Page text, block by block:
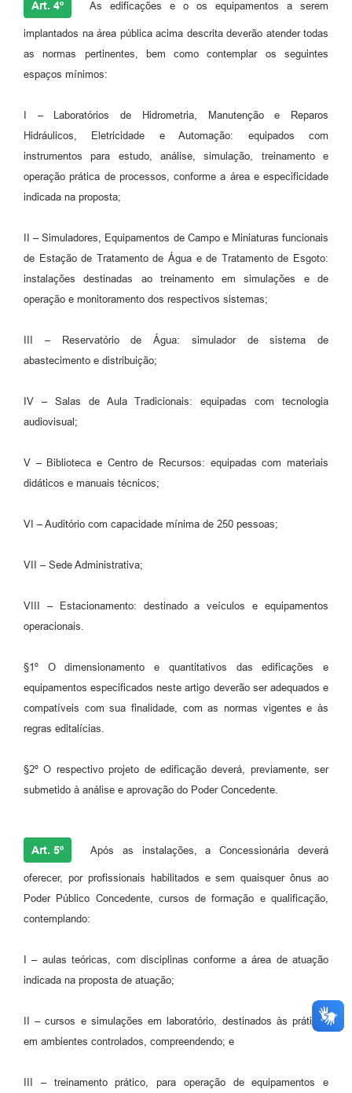
Art. 4º As edificações e o os equipamentos a serem
implantados na área pública acima descrita deverão atender todas
as normas pertinentes, bem como contemplar os seguintes
espaços mínimos:
I – Laboratórios de Hidrometria, Manutenção e Reparos
Hidráulicos, Eletricidade e Automação: equipados com
instrumentos para estudo, análise, simulação, treinamento e
operação prática de processos, conforme a área e especificidade
indicada na proposta;
II – Simuladores, Equipamentos de Campo e Miniaturas funcionais
de Estação de Tratamento de Água e de Tratamento de Esgoto:
instalações destinadas ao treinamento em simulações e de
operação e monitoramento dos respectivos sistemas;
III – Reservatório de Água: simulador de sistema de
abastecimento e distribuição;
IV – Salas de Aula Tradicionais: equipadas com tecnologia
audiovisual;
V – Biblioteca e Centro de Recursos: equipadas com materiais
didáticos e manuais técnicos;
VI – Auditório com capacidade mínima de 250 pessoas;
VII – Sede Administrativa;
VIII – Estacionamento: destinado a veículos e equipamentos
operacionais.
§1º O dimensionamento e quantitativos das edificações e
equipamentos especificados neste artigo deverão ser adequados e
compatíveis com sua finalidade, com as normas vigentes e às
regras editalícias.
§2º O respectivo projeto de edificação deverá, previamente, ser
submetido à análise e aprovação do Poder Concedente.
Art. 5º Após as instalações, a Concessionária deverá
oferecer, por profissionais habilitados e sem quaisquer ônus ao
Poder Público Concedente, cursos de formação e qualificação,
contemplando:
I – aulas teóricas, com disciplinas conforme a área de atuação
indicada na proposta de atuação;
II – cursos e simulações em laboratório, destinados às práticas
em ambientes controlados, compreendendo; e
III – treinamento prático, para operação de equipamentos e